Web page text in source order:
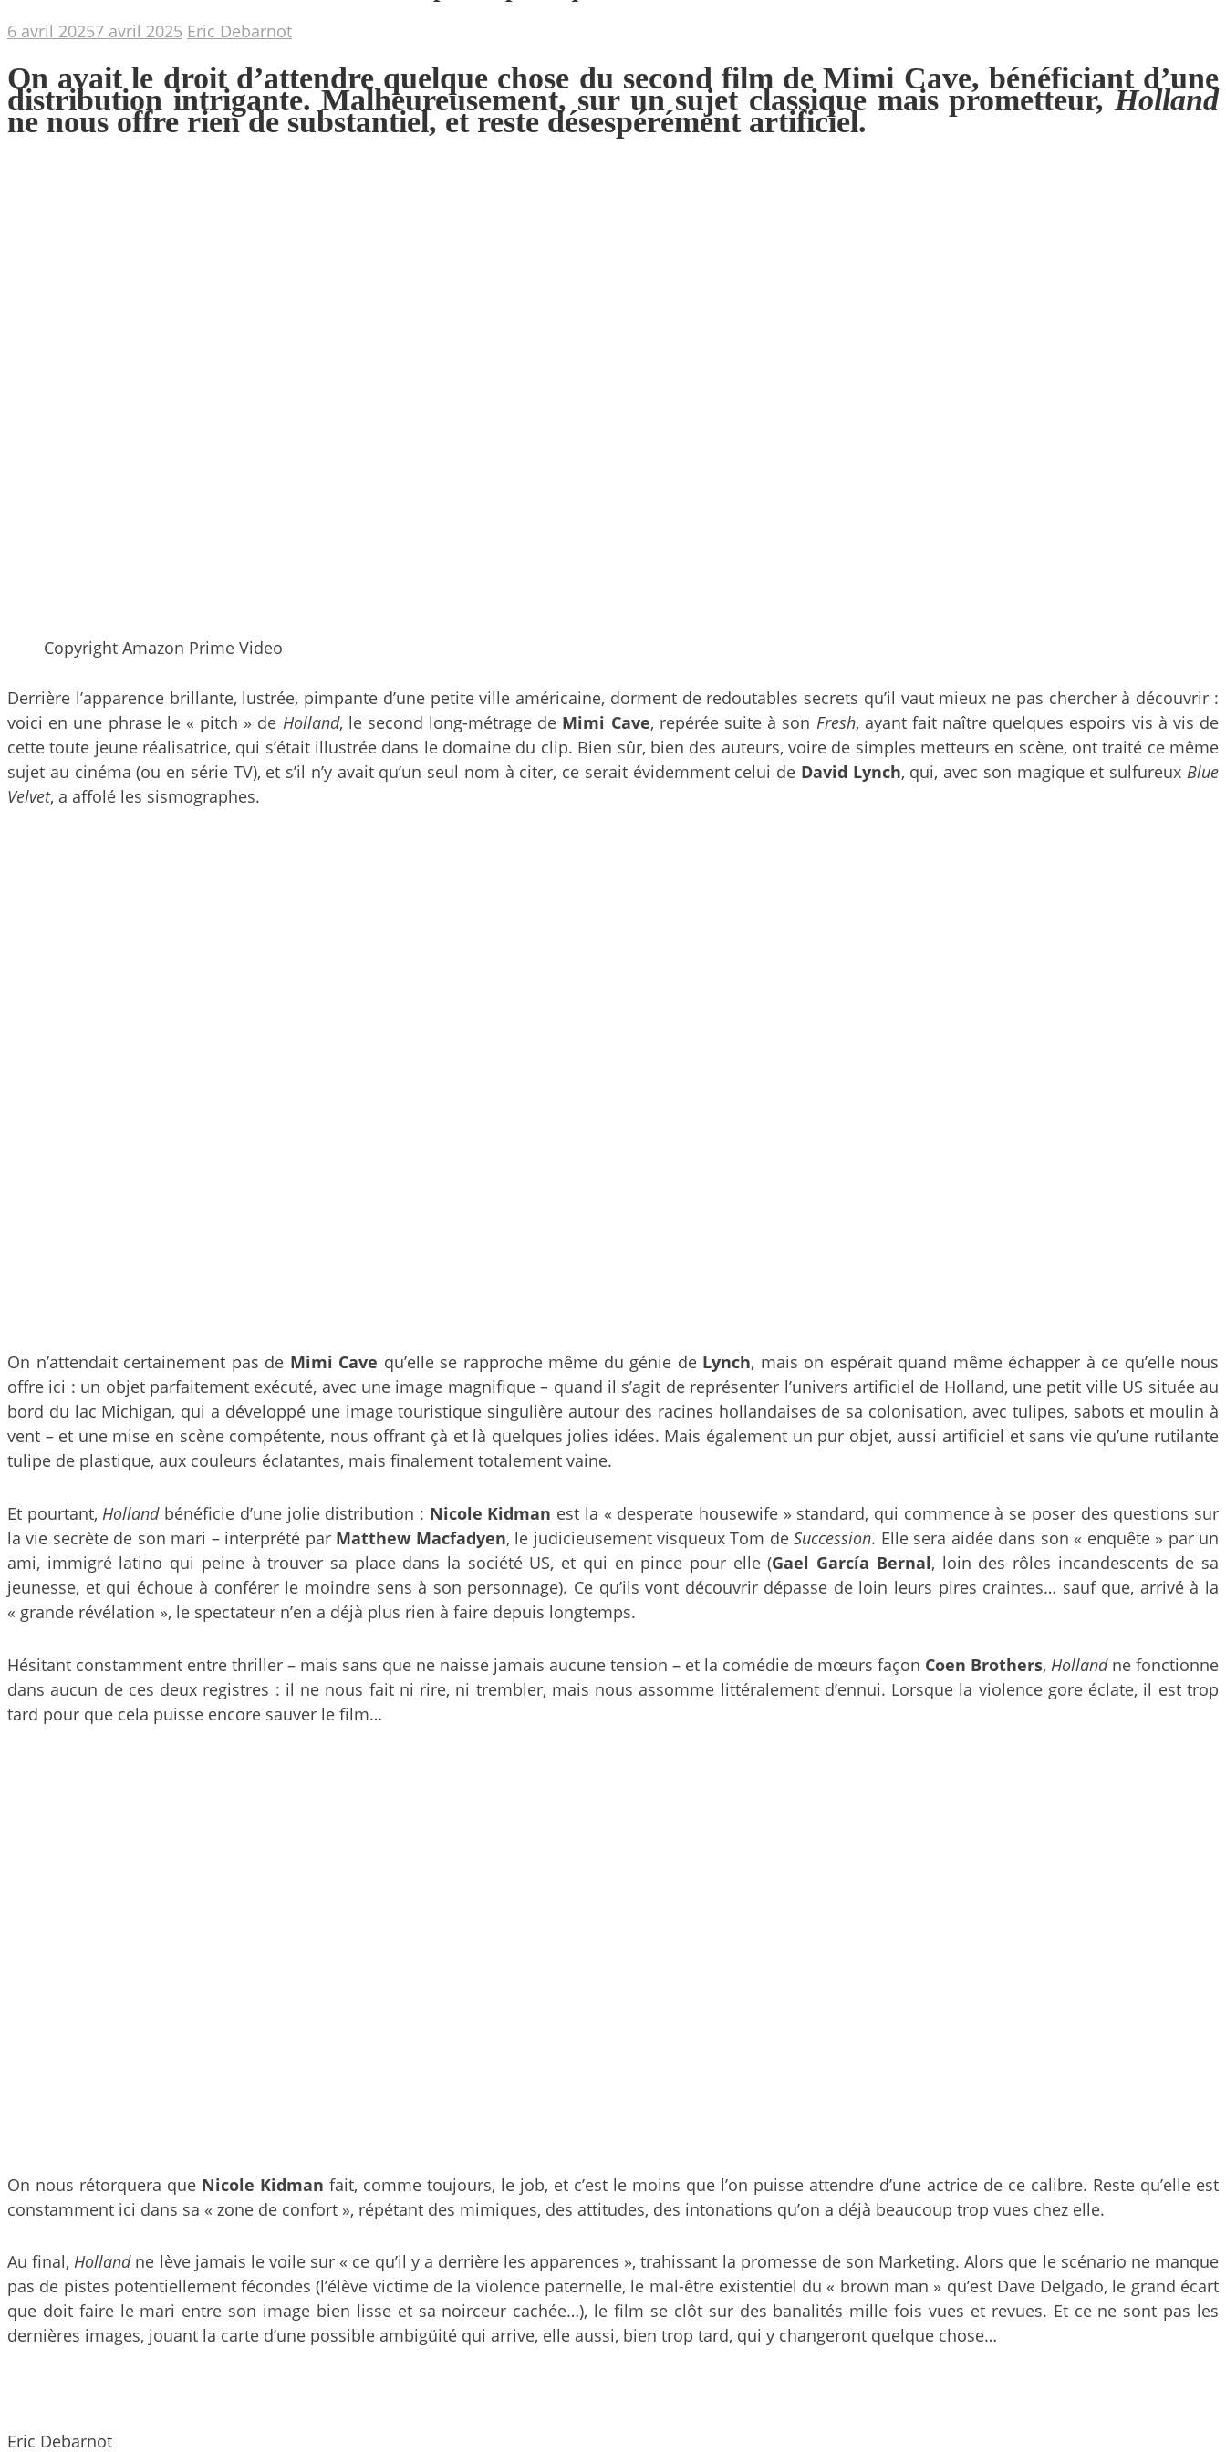
6 avril 20257 avril 2025 Eric Debarnot
On avait le droit d’attendre quelque chose du second film de Mimi Cave, bénéficiant d’une
distribution intrigante. Malheureusement, sur un sujet classique mais prometteur,Holland
ne nous offre rien de substantiel, et reste désespérément artificiel.
Copyright Amazon Prime Video
Derrière l’apparence brillante, lustrée, pimpante d’une petite ville américaine, dorment de redoutables secrets qu’il vaut mieux ne pas chercher à découvrir :
voici en une phrase le « pitch » de Holland, le second long-métrage de Mimi Cave, repérée suite à son Fresh, ayant fait naître quelques espoirs vis à vis de
cette toute jeune réalisatrice, qui s’était illustrée dans le domaine du clip. Bien sûr, bien des auteurs, voire de simples metteurs en scène, ont traité ce même
sujet au cinéma (ou en série TV), et s’il n’y avait qu’un seul nom à citer, ce serait évidemment celui de David Lynch, qui, avec son magique et sulfureuxBlue
Velvet, a affolé les sismographes.
On n’attendait certainement pas de Mimi Cave qu’elle se rapproche même du génie de Lynch, mais on espérait quand même échapper à ce qu’elle nous
offre ici : un objet parfaitement exécuté, avec une image magnifique – quand il s’agit de représenter l’univers artificiel de Holland, une petit ville US située au
bord du lac Michigan, qui a développé une image touristique singulière autour des racines hollandaises de sa colonisation, avec tulipes, sabots et moulin à
vent – et une mise en scène compétente, nous offrant çà et là quelques jolies idées. Mais également un pur objet, aussi artificiel et sans vie qu’une rutilante
tulipe de plastique, aux couleurs éclatantes, mais finalement totalement vaine.
Et pourtant,Hollandbénéficie d’une jolie distribution : Nicole Kidman est la « desperate housewife » standard, qui commence à se poser des questions sur
la vie secrète de son mari – interprété par Matthew Macfadyen, le judicieusement visqueux Tom deSuccession. Elle sera aidée dans son « enquête » par un
ami, immigré latino qui peine à trouver sa place dans la société US, et qui en pince pour elle (Gael García Bernal, loin des rôles incandescents de sa
jeunesse, et qui échoue à conférer le moindre sens à son personnage). Ce qu’ils vont découvrir dépasse de loin leurs pires craintes… sauf que, arrivé à la
« grande révélation », le spectateur n’en a déjà plus rien à faire depuis longtemps.
Hésitant constamment entre thriller – mais sans que ne naisse jamais aucune tension – et la comédie de mœurs façon Coen Brothers, Hollandne fonctionne
dans aucun de ces deux registres : il ne nous fait ni rire, ni trembler, mais nous assomme littéralement d’ennui. Lorsque la violence gore éclate, il est trop
tard pour que cela puisse encore sauver le film…
On nous rétorquera que Nicole Kidman fait, comme toujours, le job, et c’est le moins que l’on puisse attendre d’une actrice de ce calibre. Reste qu’elle est
constamment ici dans sa « zone de confort », répétant des mimiques, des attitudes, des intonations qu’on a déjà beaucoup trop vues chez elle.
Au final,Hollandne lève jamais le voile sur « ce qu’il y a derrière les apparences », trahissant la promesse de son Marketing. Alors que le scénario ne manque
pas de pistes potentiellement fécondes (l’élève victime de la violence paternelle, le mal-être existentiel du « brown man » qu’est Dave Delgado, le grand écart
que doit faire le mari entre son image bien lisse et sa noirceur cachée…), le film se clôt sur des banalités mille fois vues et revues. Et ce ne sont pas les
dernières images, jouant la carte d’une possible ambigüité qui arrive, elle aussi, bien trop tard, qui y changeront quelque chose…
Eric Debarnot